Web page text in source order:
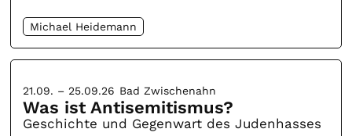
Michael Heidemann
21.09. – 25.09.26 Bad Zwischenahn
Was ist Antisemitismus?
Geschichte und Gegenwart des Judenhasses